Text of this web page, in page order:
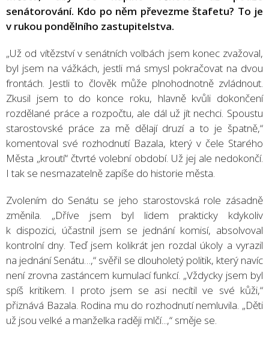
senátorování. Kdo po něm převezme štafetu? To je
v rukou pondělního zastupitelstva.
„Už od vítězství v senátních volbách jsem konec zvažoval,
byl jsem na vážkách, jestli má smysl pokračovat na dvou
frontách. Jestli to člověk může plnohodnotně zvládnout.
Zkusil jsem to do konce roku, hlavně kvůli dokončení
rozdělané práce a rozpočtu, ale dál už jít nechci. Spoustu
starostovské práce za mě dělají druzí a to je špatně,“
komentoval své rozhodnutí Bazala, který v čele Starého
Města „kroutí“ čtvrté volební období. Už jej ale nedokončí.
I tak se nesmazatelně zapíše do historie města.
Zvolením do Senátu se jeho starostovská role zásadně
změnila. „Dříve jsem byl lidem prakticky kdykoliv
k dispozici, účastnil jsem se jednání komisí, absolvoval
kontrolní dny. Teď jsem kolikrát jen rozdal úkoly a vyrazil
na jednání Senátu…,“ svěřil se dlouholetý politik, který navíc
není zrovna zastáncem kumulací funkcí. „Vždycky jsem byl
spíš kritikem. I proto jsem se asi necítil ve své kůži,“
přiznává Bazala. Rodina mu do rozhodnutí nemluvila. „Děti
už jsou velké a manželka raději mlčí...,“ směje se.